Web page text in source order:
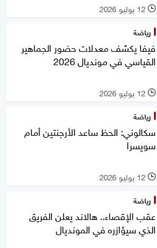
l 12 يوليو 2026
رياضة
فيفا يكشف معدلات حضور الجماهير
القياسي في مونديال 2026
l 12 يوليو 2026
رياضة
سكالوني: الحظ ساعد الأرجنتين أمام
سويسرا
l 12 يوليو 2026
رياضة
عقب الإقصاء.. هالاند يعلن الفريق
الذي سيؤازره في المونديال